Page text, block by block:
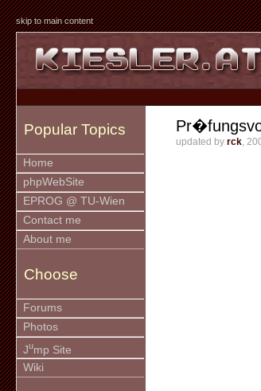
skip to main content
Popular Topics
Home
phpWebSite
EPROG @ TU-Wien
Contact me
About me
Choose
Forums
Photos
Jump Site
Wiki
updated by rck,